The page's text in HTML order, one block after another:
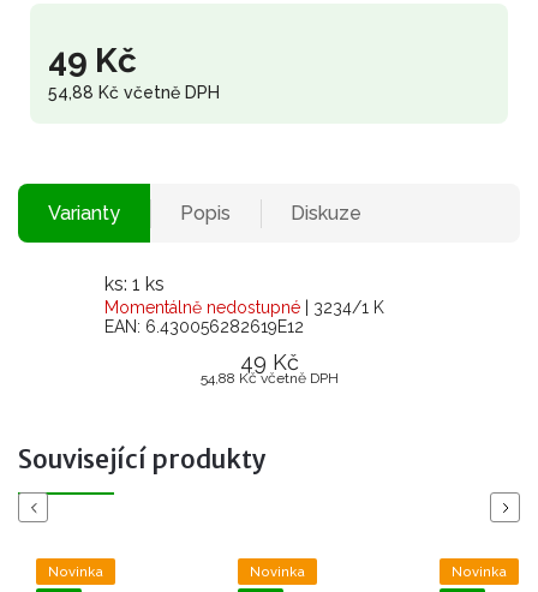
49 Kč
54,88 Kč včetně DPH
Varianty Popis Diskuze
ks: 1 ks
Momentálně nedostupné
| 3234/1 K
EAN: 6.430056282619E12
49 Kč
54,88 Kč včetně DPH
Související produkty
Previous
Novinka
Novinka
Novinka
Next